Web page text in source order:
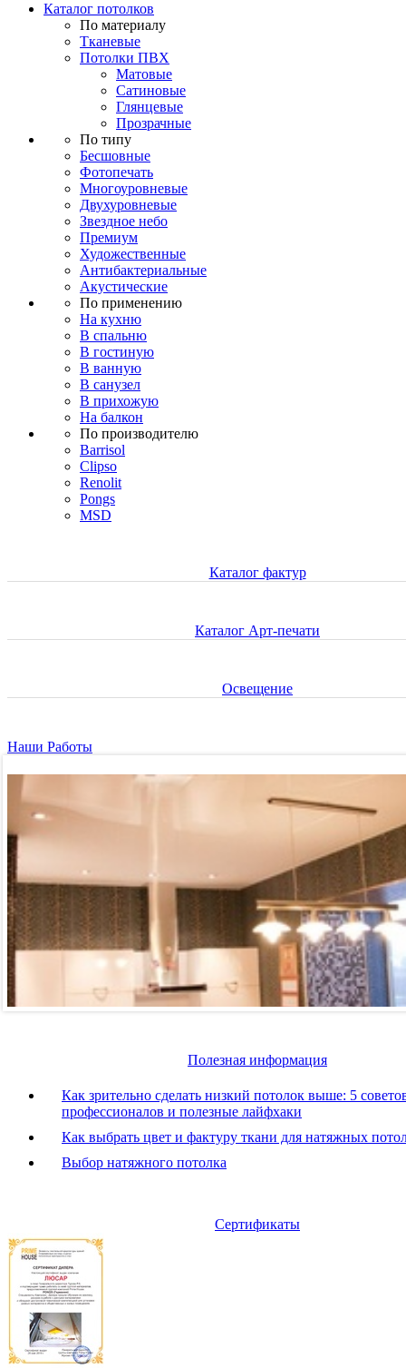
Каталог потолков
По материалу
Тканевые
Потолки ПВХ
Матовые
Сатиновые
Глянцевые
Прозрачные
По типу
Бесшовные
Фотопечать
Многоуровневые
Двухуровневые
Звездное небо
Премиум
Художественные
Антибактериальные
Акустические
По применению
На кухню
В спальню
В гостиную
В ванную
В санузел
В прихожую
На балкон
По производителю
Barrisol
Clipso
Renolit
Pongs
MSD
Каталог фактур
Каталог Арт-печати
Освещение
Наши Работы
Полезная информация
Как зрительно сделать низкий потолок выше: 5
профессионалов и полезные лайфхаки
Как выбрать цвет и фактуру ткани для натяжных
Выбор натяжного потолка
Сертификаты